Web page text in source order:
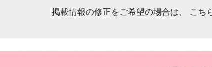
掲載情報の修正をご希望の場合は、 こち